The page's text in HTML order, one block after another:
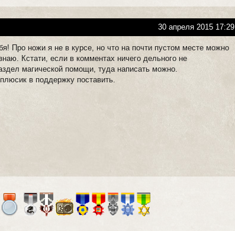
30 апреля 2015 17:29
Про ножи я не в курсе, но что на почти пустом месте можно
Кстати, если в комментах ничего дельного не
магической помощи, туда написать можно.
в поддержку поставить.